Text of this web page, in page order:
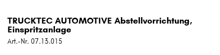
TRUCKTEC AUTOMOTIVE Abstellvorrichtung,
Einspritzanlage
Art.-Nr. 07.13.015